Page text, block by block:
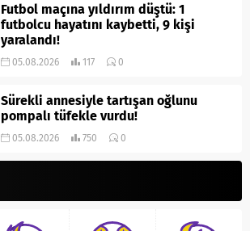
Futbol maçına yıldırım düştü: 1
futbolcu hayatını kaybetti, 9 kişi
yaralandı!
05.08.2026 117 0
Sürekli annesiyle tartışan oğlunu
pompalı tüfekle vurdu!
05.08.2026 750 0